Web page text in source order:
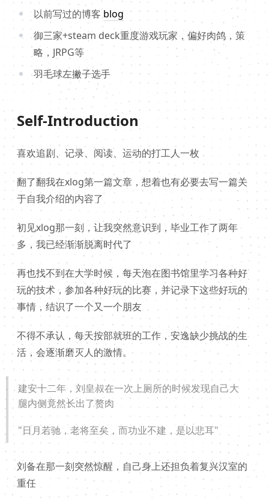
以前写过的博客blog
御三家+steam deck重度游戏玩家，偏好肉鸽，策
略，JRPG等
羽毛球左撇子选手
Self-Introduction
喜欢追剧、记录、阅读、运动的打工人一枚
翻了翻我在xlog第一篇文章，想着也有必要去写一篇关
于自我介绍的内容了
初见xlog那一刻，让我突然意识到，毕业工作了两年
多，我已经渐渐脱离时代了
再也找不到在大学时候，每天泡在图书馆里学习各种好
玩的技术，参加各种好玩的比赛，并记录下这些好玩的
事情，结识了一个又一个朋友
不得不承认，每天按部就班的工作，安逸缺少挑战的生
活，会逐渐磨灭人的激情。
建安十二年，刘皇叔在一次上厕所的时候发现自己大
腿内侧竟然长出了赘肉
"日月若驰，老将至矣，而功业不建，是以悲耳"
刘备在那一刻突然惊醒，自己身上还担负着复兴汉室的
重任